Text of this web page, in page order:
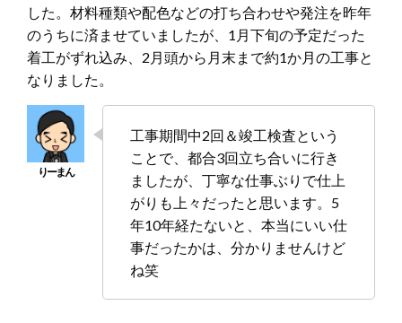
した。材料種類や配色などの打ち合わせや発注を昨年
のうちに済ませていましたが、1月下旬の予定だった
着工がずれ込み、2月頭から月末まで約1か月の工事と
なりました。
工事期間中2回＆竣工検査という
ことで、都合3回立ち合いに行き
ましたが、丁寧な仕事ぶりで仕上
がりも上々だったと思います。5
年10年経たないと、本当にいい仕
事だったかは、分かりませんけど
ね笑